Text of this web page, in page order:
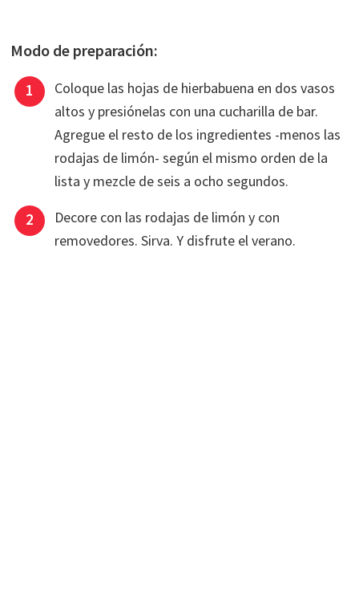
Modo de preparación:
Coloque las hojas de hierbabuena en dos vasos
altos y presiónelas con una cucharilla de bar.
Agregue el resto de los ingredientes -menos las
rodajas de limón- según el mismo orden de la
lista y mezcle de seis a ocho segundos.
Decore con las rodajas de limón y con
removedores. Sirva. Y disfrute el verano.